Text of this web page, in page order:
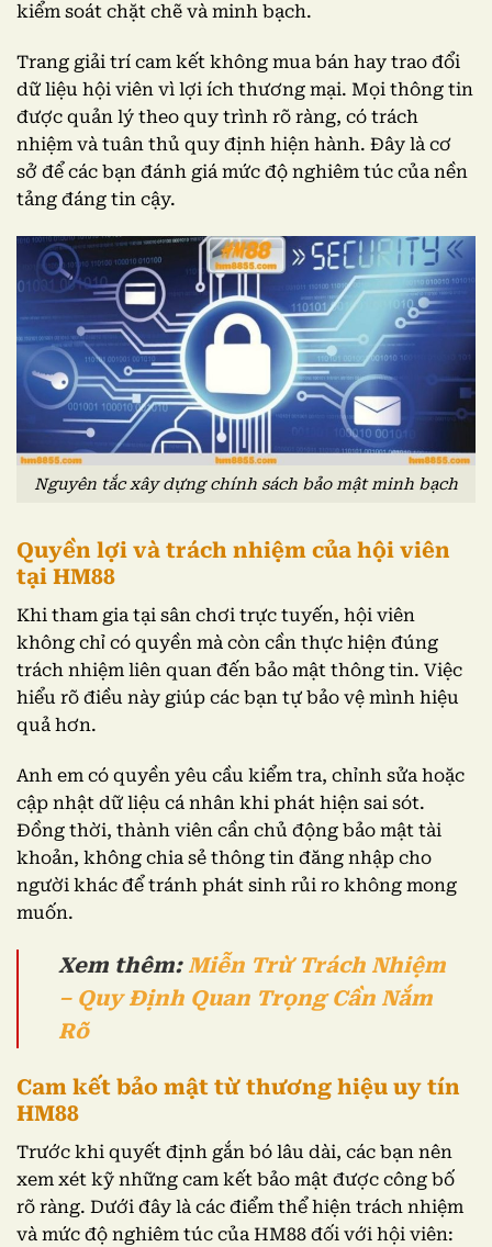
kiểm soát chặt chẽ và minh bạch.
Trang giải trí cam kết không mua bán hay trao đổi
dữ liệu hội viên vì lợi ích thương mại. Mọi thông tin
được quản lý theo quy trình rõ ràng, có trách
nhiệm và tuân thủ quy định hiện hành. Đây là cơ
sở để các bạn đánh giá mức độ nghiêm túc của nền
tảng đáng tin cậy.
Nguyên tắc xây dựng chính sách bảo mật minh bạch
Quyền lợi và trách nhiệm của hội viên
tại HM88
Khi tham gia tại sân chơi trực tuyến, hội viên
không chỉ có quyền mà còn cần thực hiện đúng
trách nhiệm liên quan đến bảo mật thông tin. Việc
hiểu rõ điều này giúp các bạn tự bảo vệ mình hiệu
quả hơn.
Anh em có quyền yêu cầu kiểm tra, chỉnh sửa hoặc
cập nhật dữ liệu cá nhân khi phát hiện sai sót.
Đồng thời, thành viên cần chủ động bảo mật tài
khoản, không chia sẻ thông tin đăng nhập cho
người khác để tránh phát sinh rủi ro không mong
muốn.
Xem thêm: Miễn Trừ Trách Nhiệm
– Quy Định Quan Trọng Cần Nắm
Rõ
Cam kết bảo mật từ thương hiệu uy tín
HM88
Trước khi quyết định gắn bó lâu dài, các bạn nên
xem xét kỹ những cam kết bảo mật được công bố
rõ ràng. Dưới đây là các điểm thể hiện trách nhiệm
và mức độ nghiêm túc của HM88 đối với hội viên: